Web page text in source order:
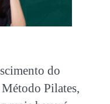
do
Pilates,